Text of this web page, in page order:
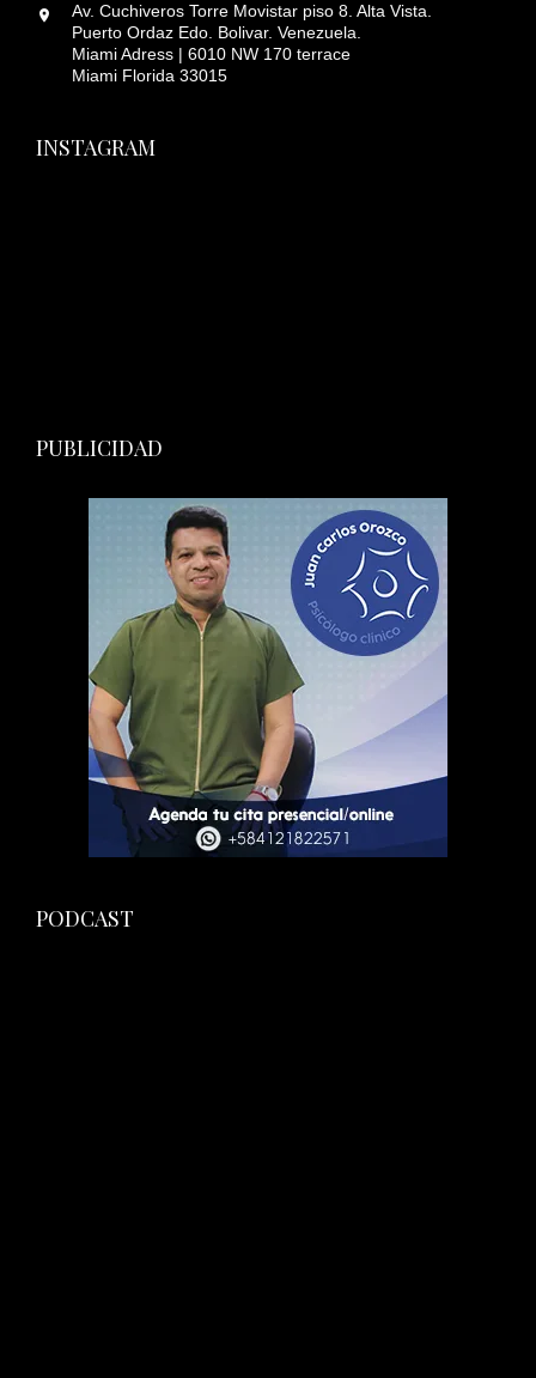
Av. Cuchiveros Torre Movistar piso 8. Alta Vista.
Puerto Ordaz Edo. Bolivar. Venezuela.
Miami Adress | 6010 NW 170 terrace
Miami Florida 33015
INSTAGRAM
PUBLICIDAD
PODCAST